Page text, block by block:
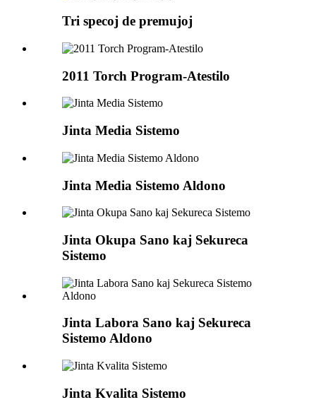
Tri specoj de premujoj
2011 Torch Program-Atestilo
Jinta Media Sistemo
Jinta Media Sistemo Aldono
Jinta Okupa Sano kaj Sekureca
Sistemo
Jinta Labora Sano kaj Sekureca
Sistemo Aldono
Jinta Kvalita Sistemo